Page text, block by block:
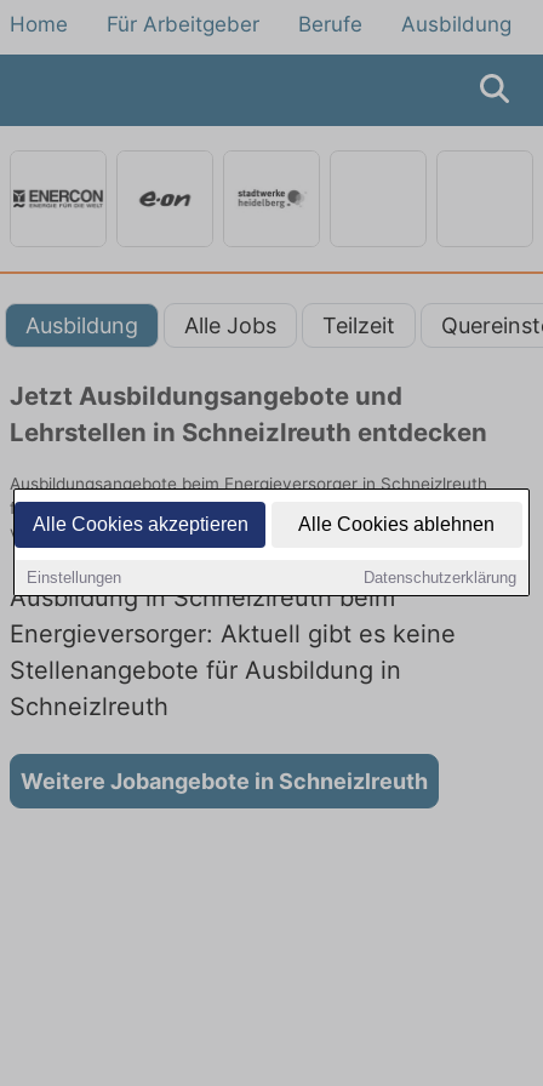
Alle Cookies akzeptieren Alle Cookies ablehnen
Einstellungen Datenschutzerklärung
Home Für Arbeitgeber Berufe Ausbildung
Ausbildung Alle Jobs Teilzeit
Jetzt Ausbildungsangebote und
Lehrstellen in Schneizlreuth entdecken
Ausbildungsangebote beim Energieversorger in Schneizlreuth
finden Sie von namhaften Firmen. Entdecken Sie freie Optionen
von Top-Arbeitgebern und bewerben Sie sich noch heute.
Ausbildung in Schneizlreuth beim
Energieversorger: Aktuell gibt es keine
Stellenangebote für Ausbildung in
Schneizlreuth
Weitere Jobangebote in Schneizlreuth